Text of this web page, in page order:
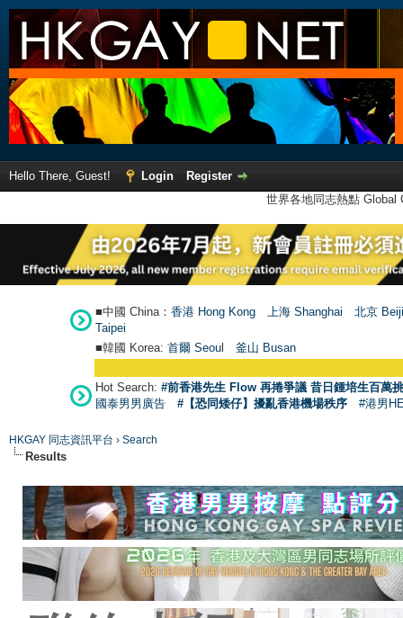
Hello There, Guest! Login
Register
世界各地同志熱點
■中國 China： 香港 Hong Kong 上海 Shanghai
北京
Taipei
■韓國 Korea: 首爾 Seoul 釜山 Busan
Hot Search: #前香港先生 Flow 再捲爭議 昔日鍾培生百萬
國泰男男廣告
#【恐同矮仔】擾亂香港機場秩序 #港男
HKGAY 同志資訊平台 › Search
Results